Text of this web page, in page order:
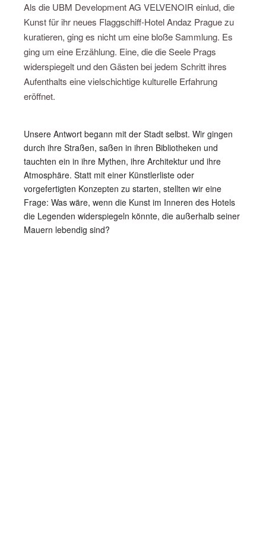
Als die UBM Development AG VELVENOIR einlud, die
Kunst für ihr neues Flaggschiff-Hotel Andaz Prague zu
kuratieren, ging es nicht um eine bloße Sammlung. Es
ging um eine Erzählung. Eine, die die Seele Prags
widerspiegelt und den Gästen bei jedem Schritt ihres
Aufenthalts eine vielschichtige kulturelle Erfahrung
eröffnet.
Unsere Antwort begann mit der Stadt selbst. Wir gingen
durch ihre Straßen, saßen in ihren Bibliotheken und
tauchten ein in ihre Mythen, ihre Architektur und ihre
Atmosphäre. Statt mit einer Künstlerliste oder
vorgefertigten Konzepten zu starten, stellten wir eine
Frage: Was wäre, wenn die Kunst im Inneren des Hotels
die Legenden widerspiegeln könnte, die außerhalb seiner
Mauern lebendig sind?